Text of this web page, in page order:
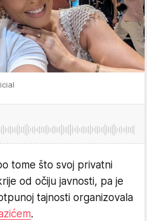
tome što svoj privatni
od očiju javnosti, pa je
tajnosti organizovala
.